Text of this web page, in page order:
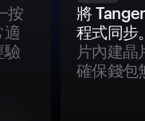
按
適
驗
將
程式同步
片內建晶
確保錢包